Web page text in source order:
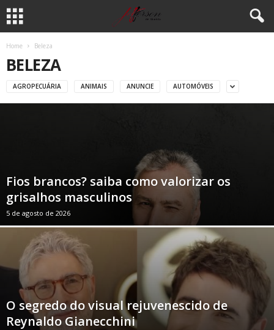
Home Beleza
BELEZA
AGROPECUÁRIA ANIMAIS ANUNCIE AUTOMÓVEIS
Fios brancos? saiba como valorizar os
grisalhos masculinos
5 de agosto de 2026
O segredo do visual rejuvenescido de
Reynaldo Gianecchini